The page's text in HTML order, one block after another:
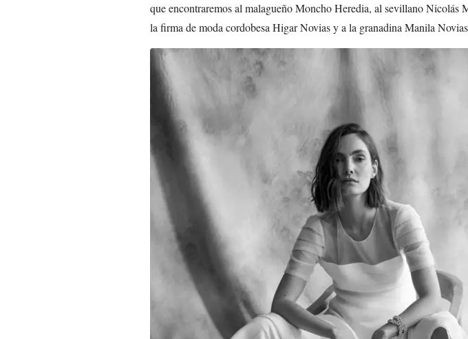
que encontraremos al malagueño Moncho Heredia, al sevillano Nicolás
la firma de moda cordobesa Higar Novias y a la granadina Manila